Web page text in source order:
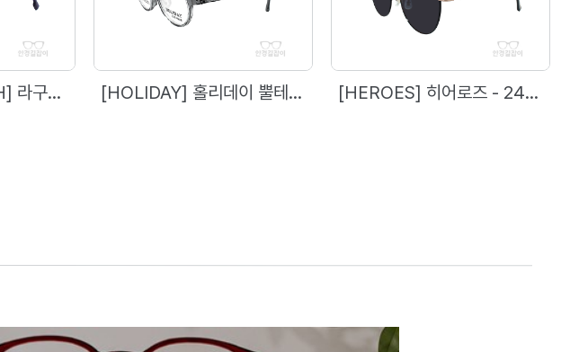
[LAGUNA BEACH] 라구나비치 - 76848 (46) [HOLIDAY] 홀리데이 뿔테(소아용) - 1753 (46) [HEROES] 히어로즈 - 2476